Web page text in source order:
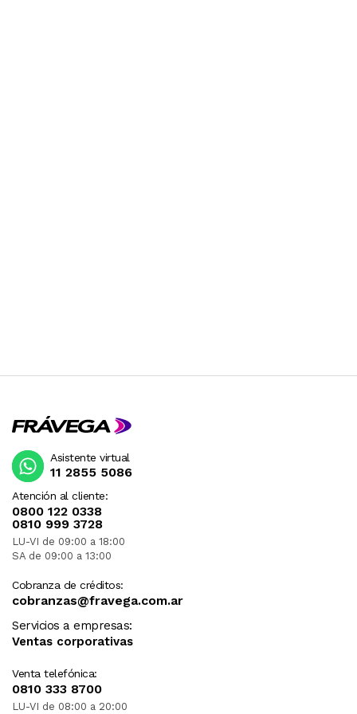
Atención al cliente:
0800 122 0338
0810 999 3728
LU-VI de 09:00 a 18:00
SA de 09:00 a 13:00
Cobranza de créditos:
cobranzas@fravega.com.ar
Servicios a empresas:
Ventas corporativas
Venta telefónica:
0810 333 8700
LU-VI de 08:00 a 20:00
Asistente virtual
11 2855 5086